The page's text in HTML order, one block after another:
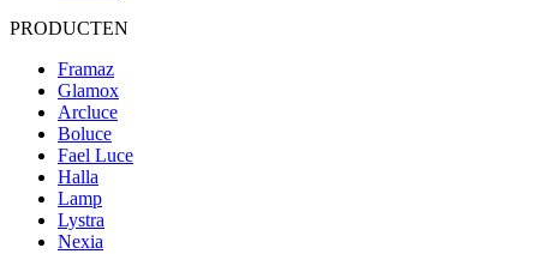
PRODUCTEN
Framaz
Glamox
Arcluce
Boluce
Fael Luce
Halla
Lamp
Lystra
Nexia